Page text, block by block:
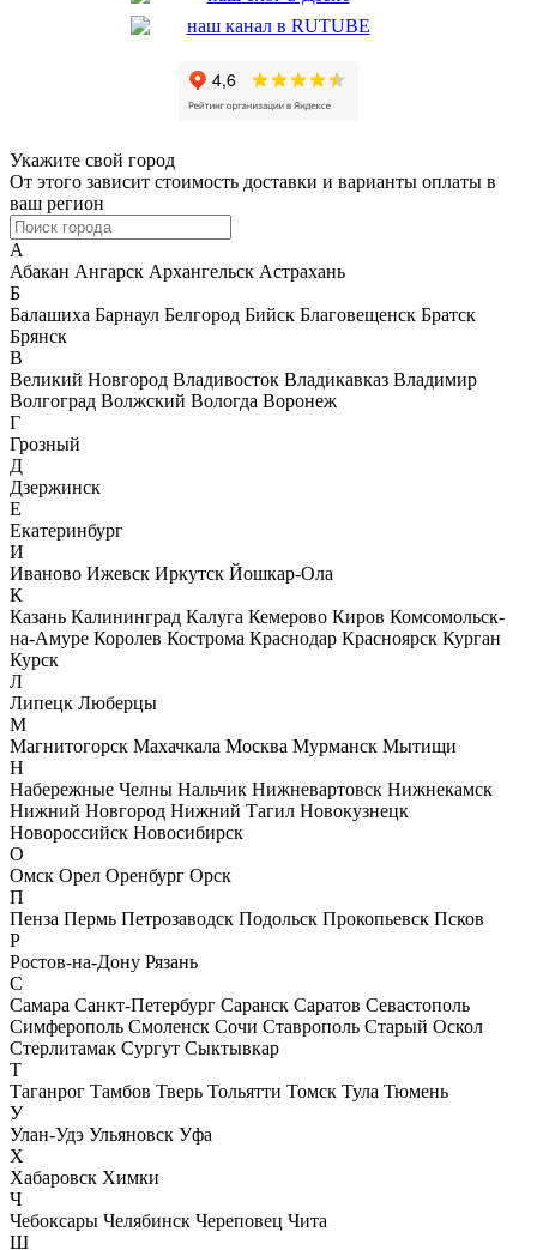
Укажите свой город
От этого зависит стоимость доставки и варианты оплаты в
ваш регион
А
Абакан Ангарск Архангельск Астрахань
Б
Балашиха Барнаул Белгород Бийск Благовещенск Братск
Брянск
В
Великий Новгород Владивосток Владикавказ Владимир
Волгоград Волжский Вологда Воронеж
Г
Грозный
Д
Дзержинск
Е
Екатеринбург
И
Иваново Ижевск Иркутск Йошкар-Ола
К
Казань Калининград Калуга Кемерово Киров Комсомольск-
на-Амуре Королев Кострома Краснодар Красноярск Курган
Курск
Л
Липецк Люберцы
М
Магнитогорск Махачкала Москва Мурманск Мытищи
Н
Набережные Челны Нальчик Нижневартовск Нижнекамск
Нижний Новгород Нижний Тагил Новокузнецк
Новороссийск Новосибирск
О
Омск Орел Оренбург Орск
П
Пенза Пермь Петрозаводск Подольск Прокопьевск Псков
Р
Ростов-на-Дону Рязань
С
Самара Санкт-Петербург Саранск Саратов Севастополь
Симферополь Смоленск Сочи Ставрополь Старый Оскол
Стерлитамак Сургут Сыктывкар
Т
Таганрог Тамбов Тверь Тольятти Томск Тула Тюмень
У
Улан-Удэ Ульяновск Уфа
Х
Хабаровск Химки
Ч
Чебоксары Челябинск Череповец Чита
Ш